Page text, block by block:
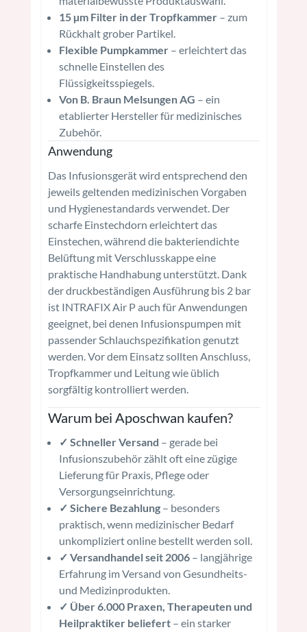
15 µm Filter in der Tropfkammer– zum
Rückhalt grober Partikel.
Flexible Pumpkammer– erleichtert das
schnelle Einstellen des
Flüssigkeitsspiegels.
Von B. Braun Melsungen AG – ein
etablierter Hersteller für medizinisches
Zubehör.
Anwendung
Das Infusionsgerät wird entsprechend den
jeweils geltenden medizinischen Vorgaben
und Hygienestandards verwendet. Der
scharfe Einstechdorn erleichtert das
Einstechen, während die bakteriendichte
Belüftung mit Verschlusskappe eine
praktische Handhabung unterstützt. Dank
der druckbeständigen Ausführung bis 2 bar
ist INTRAFIX Air P auch für Anwendungen
geeignet, bei denen Infusionspumpen mit
passender Schlauchspezifikation genutzt
werden. Vor dem Einsatz sollten Anschluss,
Tropfkammer und Leitung wie üblich
sorgfältig kontrolliert werden.
Warum bei Aposchwan kaufen?
✓ Schneller Versand – gerade bei
Infusionszubehör zählt oft eine zügige
Lieferung für Praxis, Pflege oder
Versorgungseinrichtung.
✓ Sichere Bezahlung– besonders
praktisch, wenn medizinischer Bedarf
unkompliziert online bestellt werden soll.
✓ Versandhandel seit 2006– langjährige
Erfahrung im Versand von Gesundheits-
und Medizinprodukten.
✓ Über 6.000 Praxen, Therapeuten und
Heilpraktiker beliefert– ein starker